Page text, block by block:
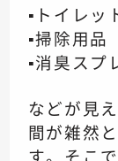
▪️トイレッ
▪️掃除用品
▪️消臭スプ
などが見
間が雑然
す。そこ